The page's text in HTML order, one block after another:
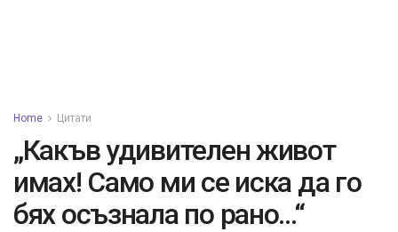
Home Цитати
„Какъв удивителен живот
имах! Само ми се иска да го
бях осъзнала по рано…“